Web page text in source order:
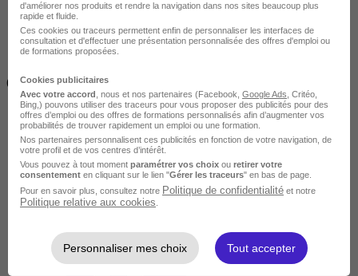
(14h)
d'améliorer nos produits et rendre la navigation dans nos sites beaucoup plus
rapide et fluide.
Ces cookies ou traceurs permettent enfin de personnaliser les interfaces de
consultation et d'effectuer une présentation personnalisée des offres d'emploi ou
de formations proposées.
Cookies publicitaires
Avec votre accord , nous et nos partenaires (Facebook, Google Ads , Critéo,
Bing,) pouvons utiliser des traceurs pour vous proposer des publicités pour des
offres d’emploi ou des offres de formations personnalisés afin d’augmenter vos
probabilités de trouver rapidement un emploi ou une formation.
Nos partenaires personnalisent ces publicités en fonction de votre navigation, de
votre profil et de vos centres d’intérêt.
Vous pouvez à tout moment paramétrer vos choix ou retirer votre
consentement en cliquant sur le lien "Gérer les traceurs" en bas de page.
Pour en savoir plus, consultez notre Politique de confidentialité et notre
Politique relative aux cookies
Personnaliser mes choix Tout accepter